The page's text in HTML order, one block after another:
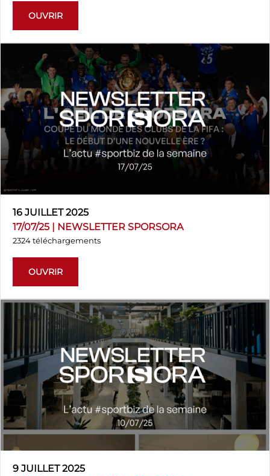
OUVRIR
16 JUILLET 2025
17/07/25 | NEWSLETTER SPORSORA
2324 téléchargements
OUVRIR
9 JUILLET 2025